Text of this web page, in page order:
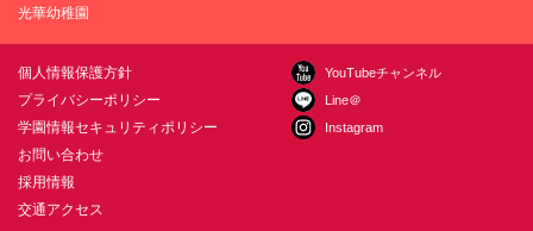
光華幼稚園
個人情報保護方針
プライバシーポリシー
学園情報セキュリティポリシー
お問い合わせ
採用情報
交通アクセス
YouTubeチャンネル
Line＠
Instagram